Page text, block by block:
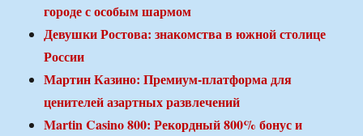
городе с особым шармом
Девушки Ростова: знакомства в южной столице
России
Мартин Казино: Премиум-платформа для
ценителей азартных развлечений
Martin Casino 800: Рекордный 800% бонус и